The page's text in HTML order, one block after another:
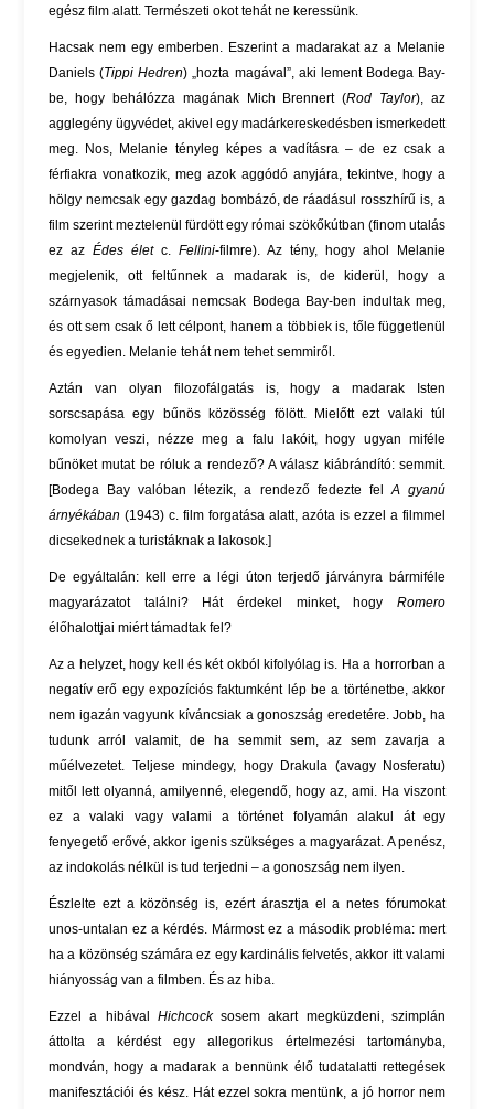
egész film alatt. Természeti okot tehát ne keressünk.
Hacsak nem egy emberben. Eszerint a madarakat az a Melanie
Daniels (Tippi Hedren) „hozta magával”, aki lement Bodega Bay-
be, hogy behálózza magának Mich Brennert (Rod Taylor), az
agglegény ügyvédet, akivel egy madárkereskedésben ismerkedett
meg. Nos, Melanie tényleg képes a vadításra – de ez csak a
férfiakra vonatkozik, meg azok aggódó anyjára, tekintve, hogy a
hölgy nemcsak egy gazdag bombázó, de ráadásul rosszhírű is, a
film szerint meztelenül fürdött egy római szökőkútban (finom utalás
ez az Édes életc. Fellini-filmre). Az tény, hogy ahol Melanie
megjelenik, ott feltűnnek a madarak is, de kiderül, hogy a
szárnyasok támadásai nemcsak Bodega Bay-ben indultak meg,
és ott sem csak ő lett célpont, hanem a többiek is, tőle függetlenül
és egyedien. Melanie tehát nem tehet semmiről.
Aztán van olyan filozofálgatás is, hogy a madarak Isten
sorscsapása egy bűnös közösség fölött. Mielőtt ezt valaki túl
komolyan veszi, nézze meg a falu lakóit, hogy ugyan miféle
bűnöket mutat be róluk a rendező? A válasz kiábrándító: semmit.
[Bodega Bay valóban létezik, a rendező fedezte felA gyanú
árnyékában (1943) c. film forgatása alatt, azóta is ezzel a filmmel
dicsekednek a turistáknak a lakosok.]
De egyáltalán: kell erre a légi úton terjedő járványra bármiféle
magyarázatot találni? Hát érdekel minket, hogy Romero
élőhalottjai miért támadtak fel?
Az a helyzet, hogy kell és két okból kifolyólag is. Ha a horrorban a
negatív erő egy expozíciós faktumként lép be a történetbe, akkor
nem igazán vagyunk kíváncsiak a gonoszság eredetére. Jobb, ha
tudunk arról valamit, de ha semmit sem, az sem zavarja a
műélvezetet. Teljese mindegy, hogy Drakula (avagy Nosferatu)
mitől lett olyanná, amilyenné, elegendő, hogy az, ami. Ha viszont
ez a valaki vagy valami a történet folyamán alakul át egy
fenyegető erővé, akkor igenis szükséges a magyarázat. A penész,
az indokolás nélkül is tud terjedni – a gonoszság nem ilyen.
Észlelte ezt a közönség is, ezért árasztja el a netes fórumokat
unos-untalan ez a kérdés. Mármost ez a második probléma: mert
ha a közönség számára ez egy kardinális felvetés, akkor itt valami
hiányosság van a filmben. És az hiba.
Ezzel a hibával Hichcocksosem akart megküzdeni, szimplán
áttolta a kérdést egy allegorikus értelmezési tartományba,
mondván, hogy a madarak a bennünk élő tudatalatti rettegések
manifesztációi és kész. Hát ezzel sokra mentünk, a jó horror nem